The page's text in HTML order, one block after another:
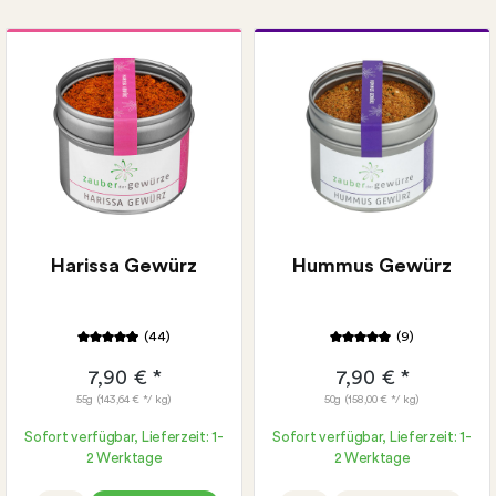
Harissa Gewürz
(44)
7,90 € *
55g (143,64 € */ kg)
Sofort verfügbar, Lieferzeit: 1-
2 Werktage
Gratis Rezeptkarte wählbar:
Paprika-Hummus
Hummus Gewürz
(9)
7,90 € *
50g (158,00 € */ kg)
Sofort verfügbar, Lieferzeit: 1-
2 Werktage